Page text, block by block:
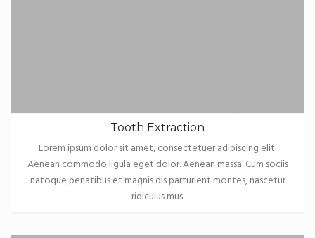
Tooth Extraction
Lorem ipsum dolor sit amet, consectetuer adipiscing elit.
Aenean commodo ligula eget dolor. Aenean massa. Cum sociis
natoque penatibus et magnis dis parturient montes, nascetur
ridiculus mus.